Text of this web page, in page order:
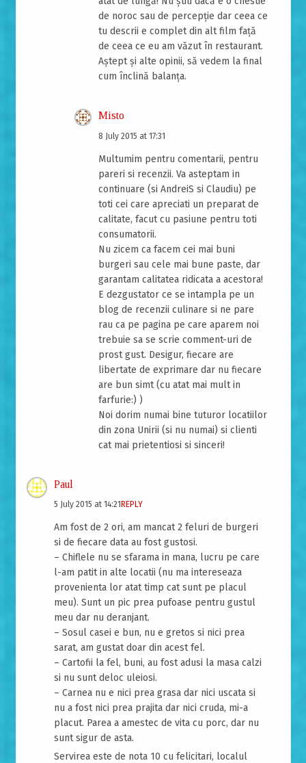
de noroc sau de percepție dar ceea ce
tu descrii e complet din alt film față
de ceea ce eu am văzut în restaurant.
Aștept și alte opinii, să vedem la final
cum înclină balanța.
Misto
8 July 2015 at 17:31
Multumim pentru comentarii, pentru
pareri si recenzii. Va asteptam in
continuare (si AndreiS si Claudiu) pe
toti cei care apreciati un preparat de
calitate, facut cu pasiune pentru toti
consumatorii.
Nu zicem ca facem cei mai buni
burgeri sau cele mai bune paste, dar
garantam calitatea ridicata a acestora!
E dezgustator ce se intampla pe un
blog de recenzii culinare si ne pare
rau ca pe pagina pe care aparem noi
trebuie sa se scrie comment-uri de
prost gust. Desigur, fiecare are
libertate de exprimare dar nu fiecare
are bun simt (cu atat mai mult in
farfurie:) )
Noi dorim numai bine tuturor locatiilor
din zona Unirii (si nu numai) si clienti
cat mai prietentiosi si sinceri!
Paul
5 July 2015 at 14:21REPLY
Am fost de 2 ori, am mancat 2 feluri de burgeri
si de fiecare data au fost gustosi.
– Chiflele nu se sfarama in mana, lucru pe care
l-am patit in alte locatii (nu ma intereseaza
provenienta lor atat timp cat sunt pe placul
meu). Sunt un pic prea pufoase pentru gustul
meu dar nu deranjant.
– Sosul casei e bun, nu e gretos si nici prea
sarat, am gustat doar din acest fel.
– Cartofii la fel, buni, au fost adusi la masa calzi
si nu sunt deloc uleiosi.
– Carnea nu e nici prea grasa dar nici uscata si
nu a fost nici prea prajita dar nici cruda, mi-a
placut. Parea a amestec de vita cu porc, dar nu
sunt sigur de asta.
Servirea este de nota 10 cu felicitari, localul